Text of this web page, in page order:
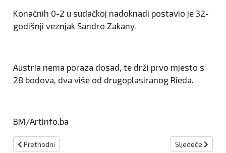
Konačnih 0-2 u sudačkoj nadoknadi postavio je 32-
godišnji veznjak Sandro Zakany.
Austria nema poraza dosad, te drži prvo mjesto s
28 bodova, dva više od drugoplasiranog Rieda.
BM/Artinfo.ba
Prethodni članak: Pobjeda mini-basketaša, poraz kadeta
Prethodni Sljedeći
Sljedeće